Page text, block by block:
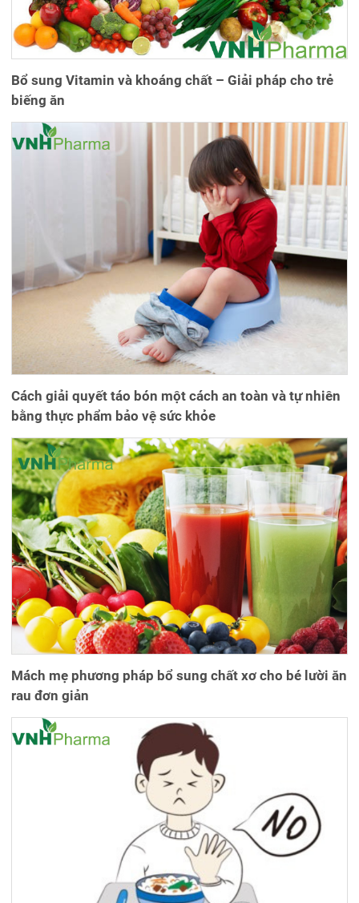
Bổ sung Vitamin và khoáng chất – Giải pháp cho trẻ
biếng ăn
Cách giải quyết táo bón một cách an toàn và tự nhiên
bằng thực phẩm bảo vệ sức khỏe
Mách mẹ phương pháp bổ sung chất xơ cho bé lười ăn
rau đơn giản